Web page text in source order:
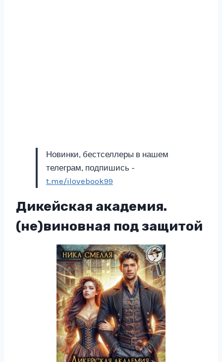
Новинки, бестселлеры в нашем
телеграм, подпишись -
t.me/ilovebook99
Дикейская академия.
(не)виновная под защитой